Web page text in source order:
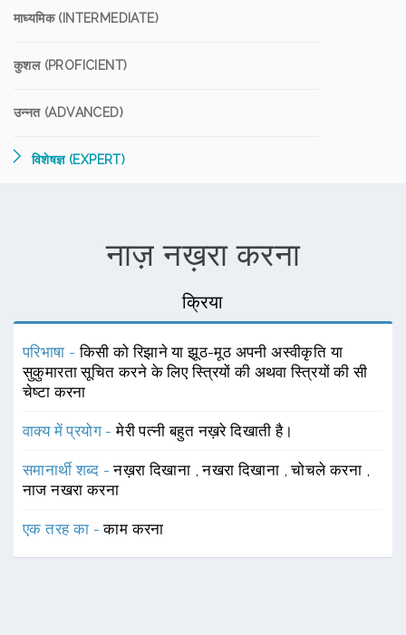
माध्यमिक (INTERMEDIATE)
कुशल (PROFICIENT)
उन्नत (ADVANCED)
विशेषज्ञ (EXPERT)
नाज़ नख़रा करना
क्रिया
परिभाषा -किसी को रिझाने या झूठ-मूठ अपनी अस्वीकृति या
सुकुमारता सूचित करने के लिए स्त्रियों की अथवा स्त्रियों की सी
चेष्टा करना
वाक्य में प्रयोग -मेरी पत्नी बहुत नख़रे दिखाती है।
समानार्थी शब्द -नख़रा दिखाना ,नखरा दिखाना ,चोचले करना ,
नाज नखरा करना
एक तरह का -काम करना